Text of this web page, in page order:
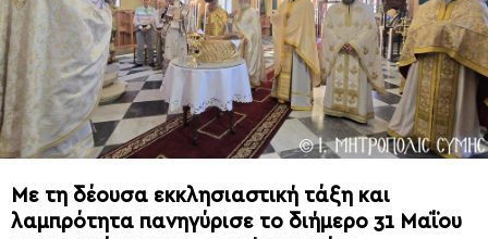
Με τη δέουσα εκκλησιαστική τάξη και
λαμπρότητα πανηγύρισε το διήμερο 31 Μαΐου